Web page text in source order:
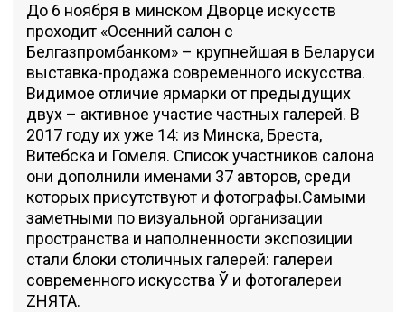
До 6 ноября в минском Дворце искусств
проходит «Осенний салон с
Белгазпромбанком» – крупнейшая в Беларуси
выставка-продажа современного искусства.
Видимое отличие ярмарки от предыдущих
двух – активное участие частных галерей. В
2017 году их уже 14: из Минска, Бреста,
Витебска и Гомеля. Список участников салона
они дополнили именами 37 авторов, среди
которых присутствуют и фотографы.Самыми
заметными по визуальной организации
пространства и наполненности экспозиции
стали блоки столичных галерей: галереи
современного искусства Ў и фотогалереи
ZНЯТА.